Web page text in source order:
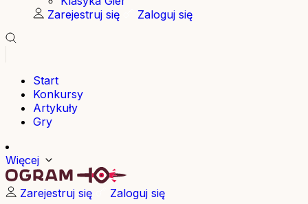
Zarejestruj się
Zaloguj się
Start
Konkursy
Artykuły
Gry
Więcej
Zarejestruj się Zaloguj się